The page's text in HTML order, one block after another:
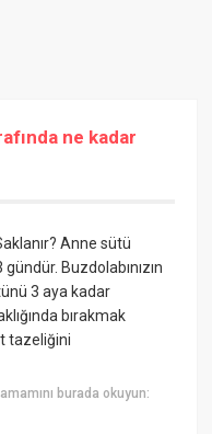
ne kadar
Anne sütü
Buzdolabınızın
3 aya kadar
bırakmak
tazeliğini
burada okuyun: